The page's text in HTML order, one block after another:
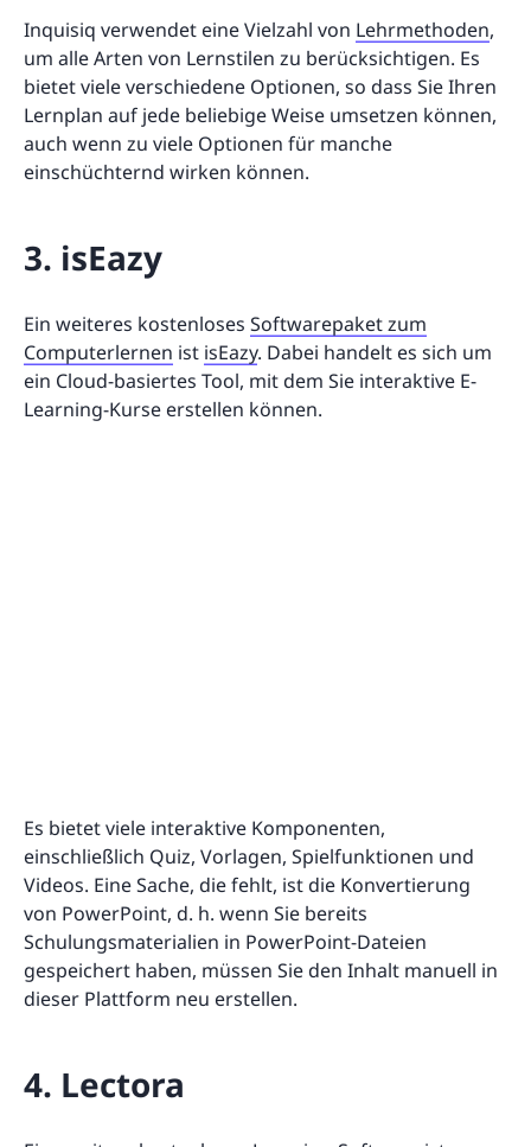
Inquisiq verwendet eine Vielzahl von Lehrmethoden,
um alle Arten von Lernstilen zu berücksichtigen. Es
bietet viele verschiedene Optionen, so dass Sie Ihren
Lernplan auf jede beliebige Weise umsetzen können,
auch wenn zu viele Optionen für manche
einschüchternd wirken können.
3. isEazy
Ein weiteres kostenloses Softwarepaket zum
Computerlernen ist isEazy. Dabei handelt es sich um
ein Cloud-basiertes Tool, mit dem Sie interaktive E-
Learning-Kurse erstellen können.
Es bietet viele interaktive Komponenten,
einschließlich Quiz, Vorlagen, Spielfunktionen und
Videos. Eine Sache, die fehlt, ist die Konvertierung
von PowerPoint, d. h. wenn Sie bereits
Schulungsmaterialien in PowerPoint-Dateien
gespeichert haben, müssen Sie den Inhalt manuell in
dieser Plattform neu erstellen.
4. Lectora